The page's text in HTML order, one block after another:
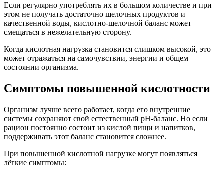
Если регулярно употреблять их в большом количестве и при
этом не получать достаточно щелочных продуктов и
качественной воды, кислотно-щелочной баланс может
смещаться в нежелательную сторону.
Когда кислотная нагрузка становится слишком высокой, это
может отражаться на самочувствии, энергии и общем
состоянии организма.
Симптомы повышенной кислотности
Организм лучше всего работает, когда его внутренние
системы сохраняют свой естественный pH-баланс. Но если
рацион постоянно состоит из кислой пищи и напитков,
поддерживать этот баланс становится сложнее.
При повышенной кислотной нагрузке могут появляться
лёгкие симптомы: